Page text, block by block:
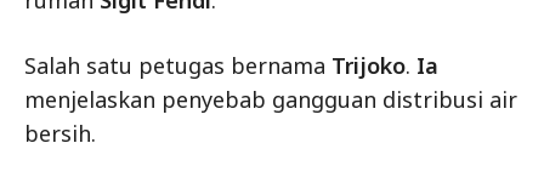
Salah satu petugas bernama Trijoko. Ia
menjelaskan penyebab gangguan distribusi air
bersih.